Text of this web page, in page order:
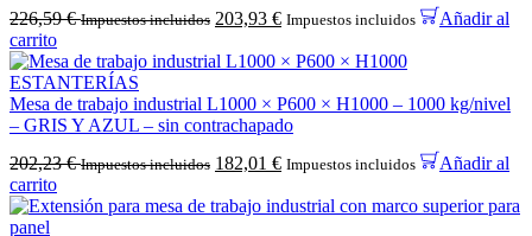
226,59€ Impuestos incluidos 203,93 € Impuestos incluidos
Añadir al
carrito
ESTANTERÍAS
Mesa de trabajo industrial L1000 × P600 × H1000 – 1000 kg/nivel
– GRIS Y AZUL – sin contrachapado
202,23€ Impuestos incluidos 182,01 € Impuestos incluidos
Añadir al
carrito